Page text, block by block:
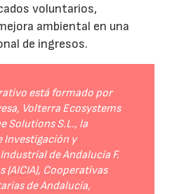
voluntarios,
ambiental en una
de ingresos.
está formado por
Volterra Ecosystems
Solutions S.L., la
Investigación y
de Andalucía F.
(AICIA), Cooperativas
de Andalucía,